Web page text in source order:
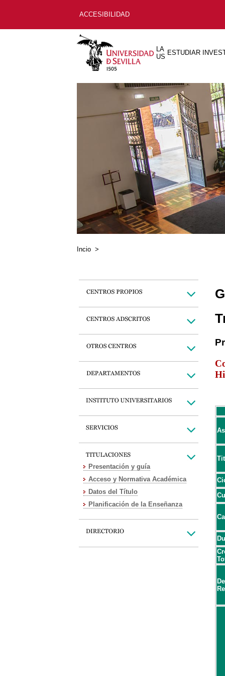
ACCESIBILIDAD
LA
US
ESTUDIAR
Incio >
Presentación y guía
Acceso y Normativa Académica
Datos del Título
Planificación de la Enseñanza